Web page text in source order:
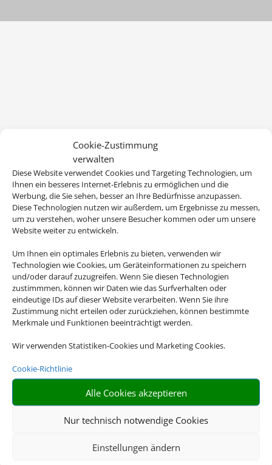
Cookie-Zustimmung
verwalten
Diese Website verwendet Cookies und Targeting Technologien, um
Ihnen ein besseres Internet-Erlebnis zu ermöglichen und die
Werbung, die Sie sehen, besser an Ihre Bedürfnisse anzupassen.
Diese Technologien nutzen wir außerdem, um Ergebnisse zu messen,
um zu verstehen, woher unsere Besucher kommen oder um unsere
Website weiter zu entwickeln.
Um Ihnen ein optimales Erlebnis zu bieten, verwenden wir
Technologien wie Cookies, um Geräteinformationen zu speichern
und/oder darauf zuzugreifen. Wenn Sie diesen Technologien
zustimmmen, können wir Daten wie das Surfverhalten oder
eindeutige IDs auf dieser Website verarbeiten. Wenn Sie ihre
Zustimmung nicht erteilen oder zurückziehen, können bestimmte
Merkmale und Funktionen beeinträchtigt werden.
Wir verwenden Statistiken-Cookies und Marketing Cookies.
Cookie-Richtlinie
Alle Cookies akzeptieren
Nur technisch notwendige Cookies
Einstellungen ändern